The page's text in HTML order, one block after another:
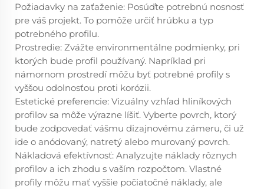
Požiadavky na zaťaženie: Posúďte potrebnú nosnosť
pre váš projekt. To pomôže určiť hrúbku a typ
potrebného profilu.
Prostredie: Zvážte environmentálne podmienky, pri
ktorých bude profil používaný. Napríklad pri
námornom prostredí môžu byť potrebné profily s
vyššou odolnosťou proti korózii.
Estetické preferencie: Vizuálny vzhľad hliníkových
profilov sa môže výrazne líšiť. Vyberte povrch, ktorý
bude zodpovedať vášmu dizajnovému zámeru, či už
ide o anódovaný, natretý alebo murovaný povrch.
Nákladová efektívnosť: Analyzujte náklady rôznych
profilov a ich zhodu s vaším rozpočtom. Vlastné
profily môžu mať vyššie počiatočné náklady, ale